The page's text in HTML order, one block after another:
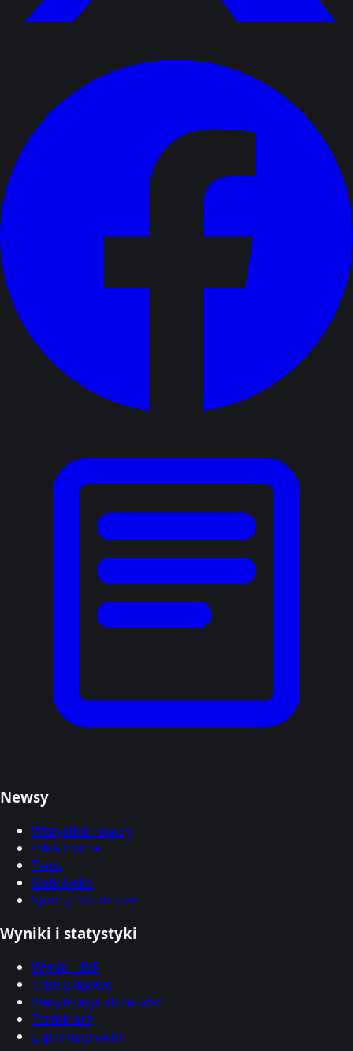
Newsy
Wszystkie newsy
Piłka nożna
Tenis
Siatkówka
Sporty motorowe
Wyniki i statystyki
Wyniki LIVE
Tabele ligowe
Klasyfikacja strzelców
Terminarz
Ligi i rozgrywki